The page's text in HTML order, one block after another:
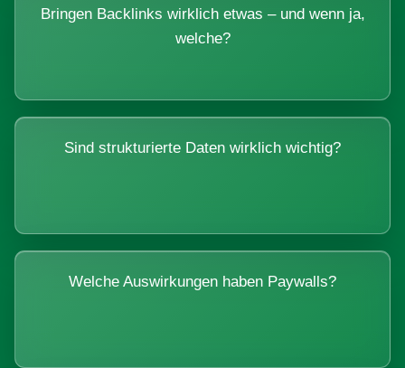
Bringen Backlinks wirklich etwas – und wenn ja,
welche?
Sind strukturierte Daten wirklich wichtig?
Welche Auswirkungen haben Paywalls?